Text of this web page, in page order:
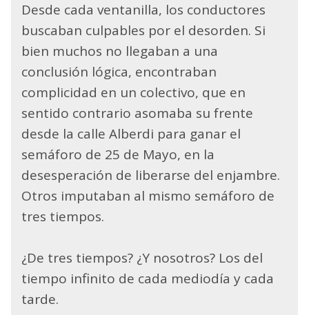
Desde cada ventanilla, los conductores
buscaban culpables por el desorden. Si
bien muchos no llegaban a una
conclusión lógica, encontraban
complicidad en un colectivo, que en
sentido contrario asomaba su frente
desde la calle Alberdi para ganar el
semáforo de 25 de Mayo, en la
desesperación de liberarse del enjambre.
Otros imputaban al mismo semáforo de
tres tiempos.
¿De tres tiempos? ¿Y nosotros? Los del
tiempo infinito de cada mediodía y cada
tarde.